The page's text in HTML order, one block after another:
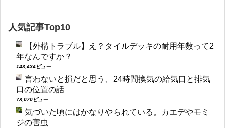
人気記事Top10
【外構トラブル】え？タイルデッキの耐用年数って2
年なんですか？
143,434ビュー
言わないと損だと思う、24時間換気の給気口と排気
口の位置の話
78,070ビュー
気づいた頃にはかなりやられている。カエデやモミ
ジの害虫